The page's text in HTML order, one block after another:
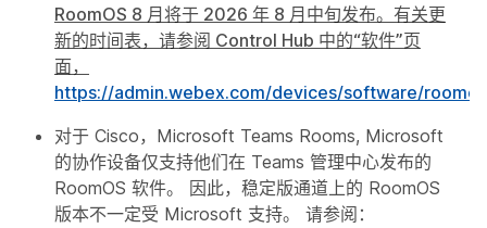
RoomOS 8 月将于 2026 年 8 月中旬发布。有关更
新的时间表，请参阅 Control Hub 中的“软件”页
面，
https://admin.webex.com/devices/software/roomos
对于 Cisco，Microsoft Teams Rooms, Microsoft
的协作设备仅支持他们在 Teams 管理中心发布的
RoomOS 软件。 因此，稳定版通道上的 RoomOS
版本不一定受 Microsoft 支持。 请参阅：